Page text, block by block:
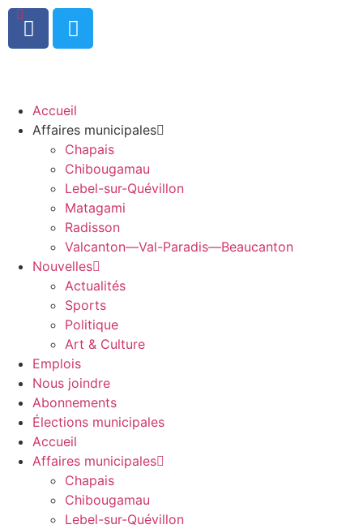
0
Accueil
Affaires municipales
Chapais
Chibougamau
Lebel-sur-Quévillon
Matagami
Radisson
Valcanton—Val-Paradis—Beaucanton
Nouvelles
Actualités
Sports
Politique
Art & Culture
Emplois
Nous joindre
Abonnements
Élections municipales
Accueil
Affaires municipales
Chapais
Chibougamau
Lebel-sur-Quévillon